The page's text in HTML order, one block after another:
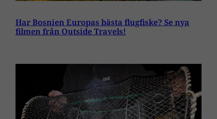
Har Bosnien Europas bästa flugfiske? Se nya
filmen från Outside Travels!